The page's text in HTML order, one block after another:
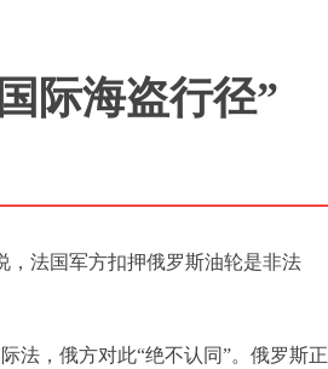
际海盗行径”
，法国军方扣押俄罗斯油轮是非法
法，俄方对此“绝不认同”。俄罗斯正